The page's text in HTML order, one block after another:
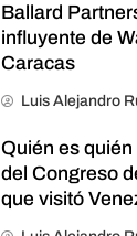
Ballard
influyente de
Caracas
Luis Alejandro
Quién es
del Congreso
que visitó